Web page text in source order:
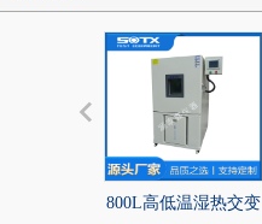
800L高低温湿热交变